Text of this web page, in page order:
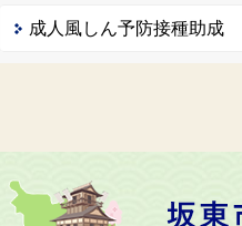
成人風しん予防接種助成